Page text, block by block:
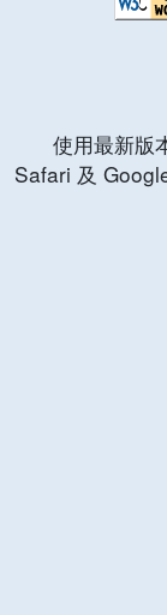
使用最新版
Safari 及